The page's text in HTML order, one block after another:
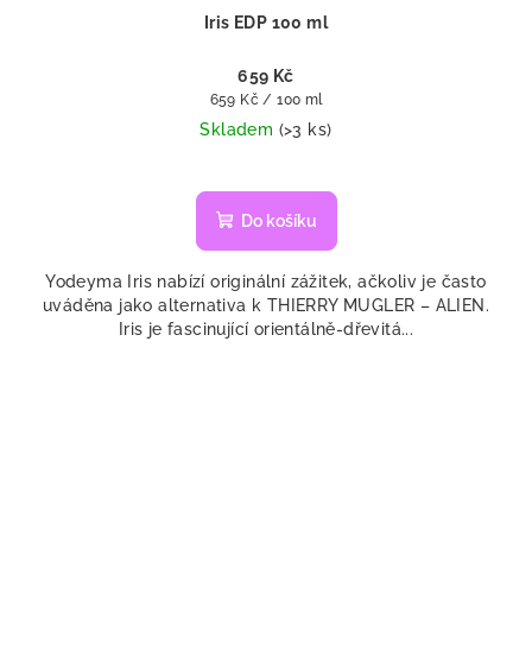
Iris EDP 100 ml
659 Kč
Měrná
cena:
659 Kč / 100 ml
Skladem (>3 ks)
hodnocení
produktu
z
5
hvězdiček.
Do košíku
Yodeyma Iris nabízí originální zážitek, ačkoliv je často
uváděna jako alternativa k THIERRY MUGLER – ALIEN.
Iris je fascinující orientálně-dřevitá...